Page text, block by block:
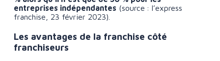
entreprises indépendantes (source : l’express
franchise, 23 février 2023).
Les avantages de la franchise côté
franchiseurs